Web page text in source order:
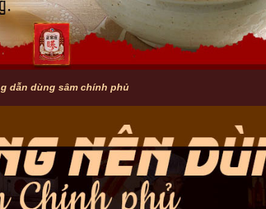
dẫn dùng sâm chính phủ